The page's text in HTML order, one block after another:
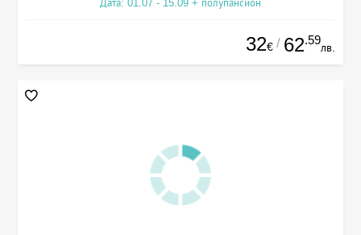
Дата: 01.07 - 15.09 + полупансион
32€ / 62.59
лв.